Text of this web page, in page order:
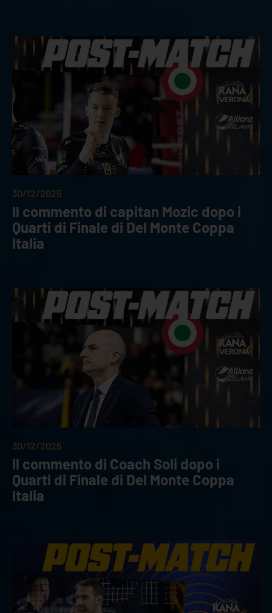
30/12/2025
Il commento di capitan Mozic dopo i
Quarti di Finale di Del Monte Coppa
Italia
30/12/2025
Il commento di Coach Soli dopo i
Quarti di Finale di Del Monte Coppa
Italia